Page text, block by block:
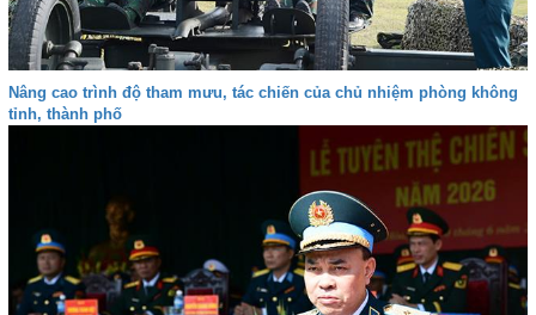
Nâng cao trình độ tham mưu, tác chiến của chủ nhiệm phòng không
tỉnh, thành phố